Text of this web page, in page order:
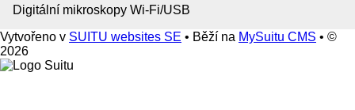
Digitální mikroskopy Wi-Fi/USB
Vytvořeno v SUITU websites SE • Běží na MySuitu CMS • ©
2026